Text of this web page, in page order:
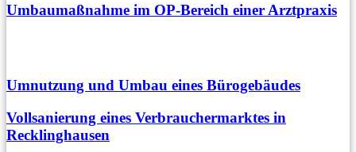
Umbaumaßnahme im OP-Bereich einer Arztpraxis
Umnutzung und Umbau eines Bürogebäudes
Vollsanierung eines Verbrauchermarktes in
Recklinghausen